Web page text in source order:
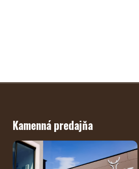
Kamenná predajňa